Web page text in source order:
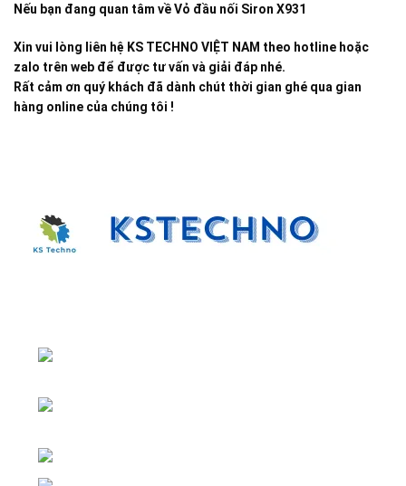
Nếu bạn đang quan tâm vềVỏ đầu nối Siron X931
Xin vui lòng liên hệ KS TECHNO VIỆT NAM theo hotline hoặc
zalo trên web để được tư vấn và giải đáp nhé.
Rất cảm ơn quý khách đã dành chút thời gian ghé qua gian
hàng online của chúng tôi !